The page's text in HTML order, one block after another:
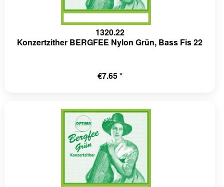
1320.22
Konzertzither BERGFEE Nylon Grün, Bass Fis 22
€7.65 *